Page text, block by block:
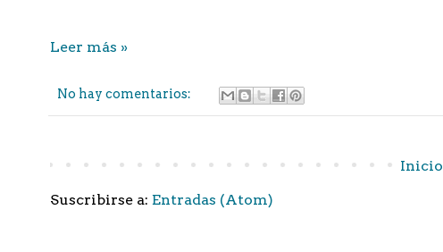
Leer más »
No hay comentarios:
Inicio
Suscribirse a: Entradas (Atom)